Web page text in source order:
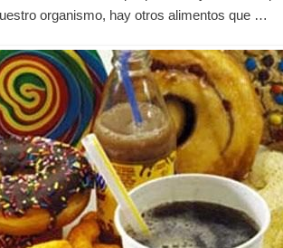
organismo, hay otros alimentos que …